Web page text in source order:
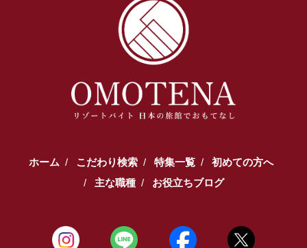
ホーム こだわり検索 特集一覧
初めての方へ
主な職種
お役立ちブログ